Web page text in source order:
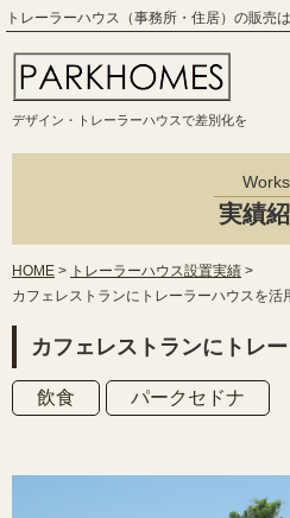
トレーラーハウス（事務所・住居）の販売
デザイン・トレーラーハウスで差別化を
Works
実績
HOME > トレーラーハウス設置実績 >
カフェレストランにトレーラーハウスを
カフェレストランにトレ
飲食 パークセドナ